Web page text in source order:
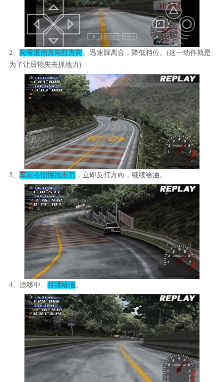
2、 向弯道的方向打方向 。迅速踩离合，降低档位。(这一动作就是
为了让后轮失去抓地力)
3、 车尾在惯性甩出后，立即反打方向，继续给油。
4、漂移中… 持续给油 。